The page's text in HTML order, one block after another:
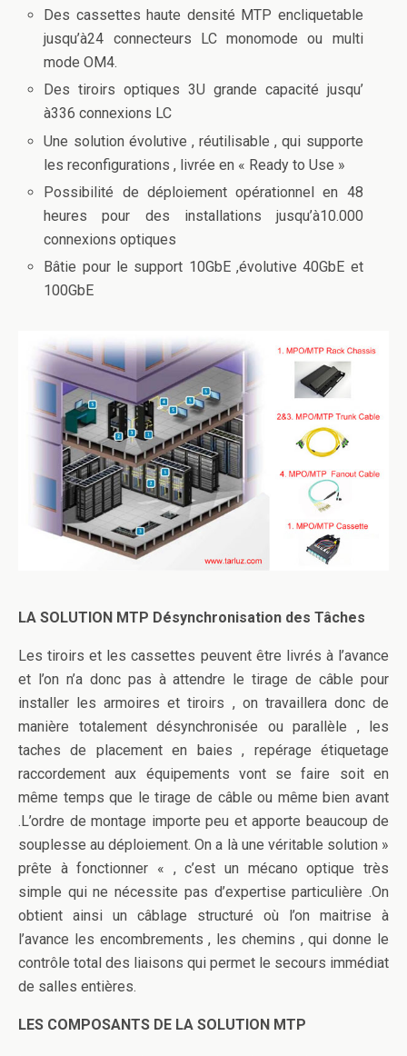
Des cassettes haute densité MTP encliquetable
jusqu’à24 connecteurs LC monomode ou multi
mode OM4.
Des tiroirs optiques 3U grande capacité jusqu’
à336 connexions LC
Une solution évolutive , réutilisable , qui supporte
les reconfigurations , livrée en « Ready to Use »
Possibilité de déploiement opérationnel en 48
heures pour des installations jusqu’à10.000
connexions optiques
Bâtie pour le support 10GbE ,évolutive 40GbE et
100GbE
LA SOLUTION MTP Désynchronisation des Tâches
Les tiroirs et les cassettes peuvent être livrés à l’avance
et l’on n’a donc pas à attendre le tirage de câble pour
installer les armoires et tiroirs , on travaillera donc de
manière totalement désynchronisée ou parallèle , les
taches de placement en baies , repérage étiquetage
raccordement aux équipements vont se faire soit en
même temps que le tirage de câble ou même bien avant
.L’ordre de montage importe peu et apporte beaucoup de
souplesse au déploiement. On a là une véritable solution »
prête à fonctionner « , c’est un mécano optique très
simple qui ne nécessite pas d’expertise particulière .On
obtient ainsi un câblage structuré où l’on maitrise à
l’avance les encombrements , les chemins , qui donne le
contrôle total des liaisons qui permet le secours immédiat
de salles entières.
LES COMPOSANTS DE LA SOLUTION MTP